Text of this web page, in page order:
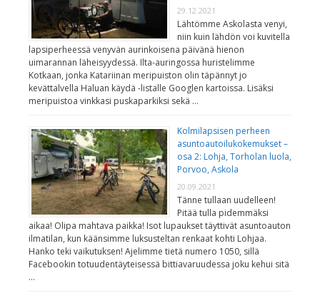
29.12.2021
Lähtömme Askolasta venyi,
niin kuin lähdön voi kuvitella
lapsiperheessä venyvän aurinkoisena päivänä hienon
uimarannan läheisyydessä. Ilta-auringossa huristelimme
Kotkaan, jonka Katariinan meripuiston olin täpännyt jo
kevättalvella Haluan käydä -listalle Googlen kartoissa. Lisäksi
meripuistoa vinkkasi puskaparkiksi sekä …
Kolmilapsisen perheen
asuntoautoilukokemukset –
osa 2: Lohja, Torholan luola,
Porvoo, Askola
20.09.2021
Tänne tullaan uudelleen!
Pitää tulla pidemmäksi
aikaa! Olipa mahtava paikka! Isot lupaukset täyttivät asuntoauton
ilmatilan, kun käänsimme luksusteltan renkaat kohti Lohjaa.
Hanko teki vaikutuksen! Ajelimme tietä numero 1050, sillä
Facebookin totuudentäyteisessä bittiavaruudessa joku kehui sitä
…